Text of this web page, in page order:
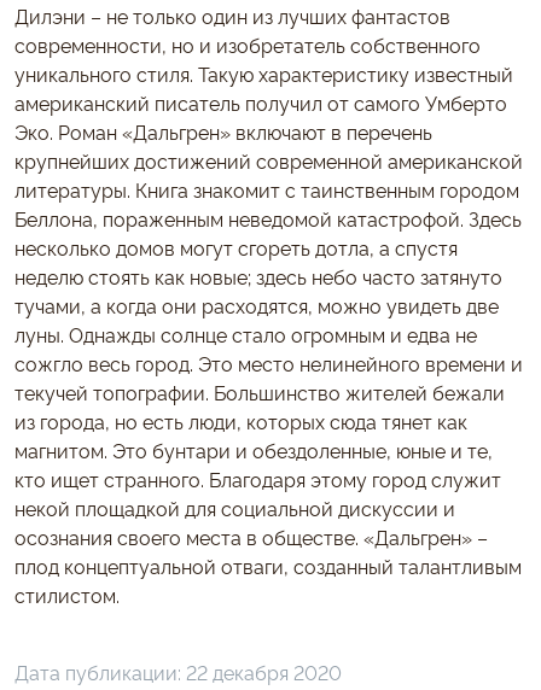
Дилэни – не только один из лучших фантастов
современности, но и изобретатель собственного
уникального стиля. Такую характеристику известный
американский писатель получил от самого Умберто
Эко. Роман «Дальгрен» включают в перечень
крупнейших достижений современной американской
литературы. Книга знакомит с таинственным городом
Беллона, пораженным неведомой катастрофой. Здесь
несколько домов могут сгореть дотла, а спустя
неделю стоять как новые; здесь небо часто затянуто
тучами, а когда они расходятся, можно увидеть две
луны. Однажды солнце стало огромным и едва не
сожгло весь город. Это место нелинейного времени и
текучей топографии. Большинство жителей бежали
из города, но есть люди, которых сюда тянет как
магнитом. Это бунтари и обездоленные, юные и те,
кто ищет странного. Благодаря этому город служит
некой площадкой для социальной дискуссии и
осознания своего места в обществе. «Дальгрен» –
плод концептуальной отваги, созданный талантливым
стилистом.
Дата публикации: 22 декабря 2020